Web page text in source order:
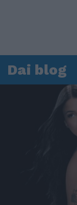
Dai blog